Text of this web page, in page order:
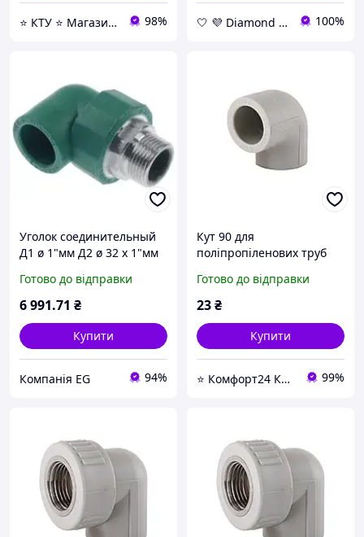
⭐ КТУ ⭐ Магазин Насосной техники, Водоочистки, Отопления и любой Сантехники ⭐ 98% 🤍 💜 Diamond 🤍 💜 100%
Уголок соединительный
Д1 ø 1"мм Д2 ø 32 x 1"мм
для Krupps
Готово до відправки
6 991.71 ₴
Купити
Компанія EG 94%
Кут 90 для
поліпропіленових труб
магазин сантехніки -
Komfort24-
Готово до відправки
23₴
Купити
⭐ Комфорт24 Київ ⭐ Магазин насосів, змішувачів, сантехніки, водоочистки та опалення ⭐ 99%